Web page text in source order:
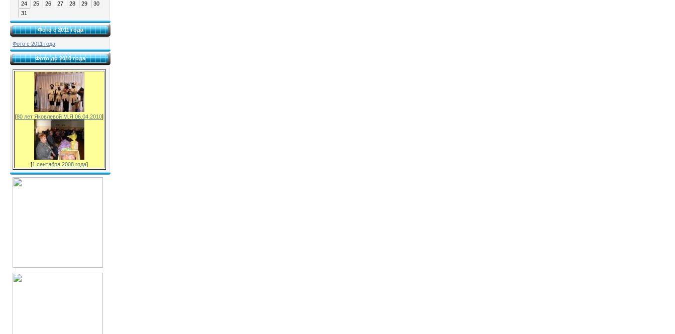
24
25 26 27 28 29
30
31
Фото с 2011 года
Фото с 2011 года
Фото до 2010 года
[80 лет Яковлевой М.Я.06.04.2010]
[1 сентября 2008 года]